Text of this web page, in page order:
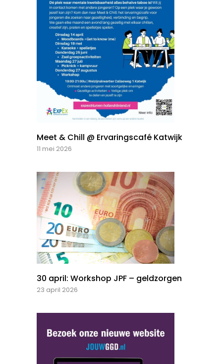
Meet & Chill @ Ervaringscafé Katwijk
11 mei 2026
30 april: Workshop JPF – geldzorgen
23 april 2026